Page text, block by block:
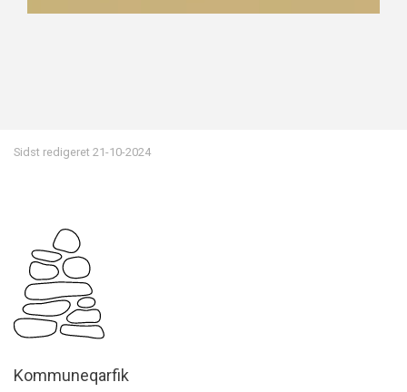
Sidst redigeret 21-10-2024
Kommuneqarfik